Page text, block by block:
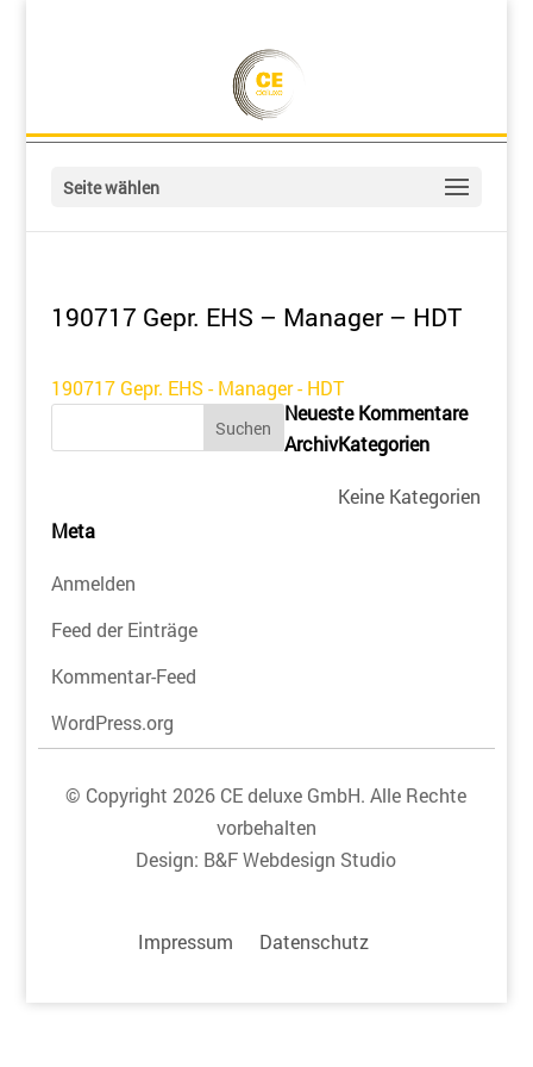
Seite wählen
190717 Gepr. EHS – Manager – HDT
190717 Gepr. EHS - Manager - HDT
Neueste Kommentare
ArchivKategorien
Keine Kategorien
Meta
Anmelden
Feed der Einträge
Kommentar-Feed
WordPress.org
© Copyright 2026 CE deluxe GmbH. Alle Rechte
vorbehalten
Design: B&F Webdesign Studio
Impressum Datenschutz